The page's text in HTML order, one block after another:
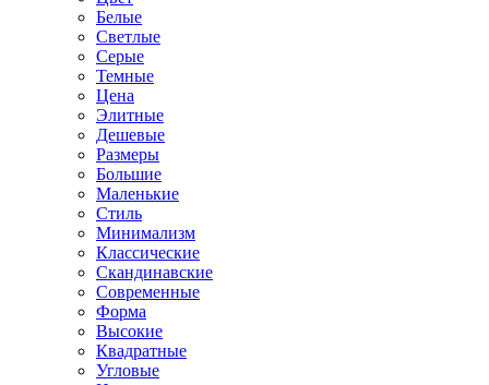
Белые
Светлые
Серые
Темные
Цена
Элитные
Дешевые
Размеры
Большие
Маленькие
Стиль
Минимализм
Классические
Скандинавские
Современные
Форма
Высокие
Квадратные
Угловые